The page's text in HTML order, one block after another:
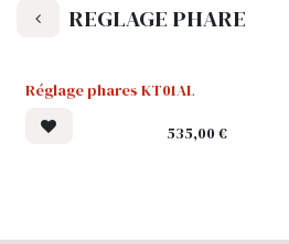
REGLAGE PHARE
Réglage phares KT01AL
535,00€